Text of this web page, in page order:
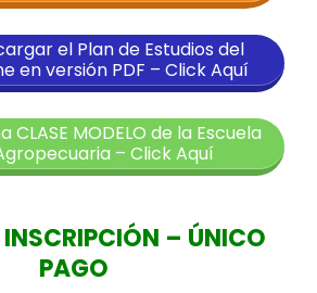
el Plan de Estudios del
en versión PDF – Click Aquí
CLASE MODELO de la Escuela
– Click Aquí
– ÚNICO
PAGO